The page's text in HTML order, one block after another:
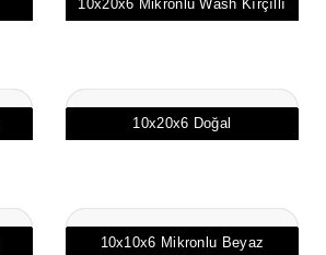
10x20x6 Mikronlu Wash Kırçıllı
10x20x6 Doğal
10x10x6 Mikronlu Beyaz